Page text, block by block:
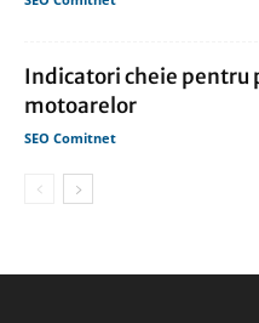
Indicatori cheie
motoarelor
SEO Comitnet